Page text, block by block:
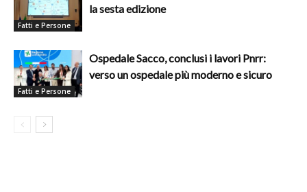
Fatti e Persone
la sesta edizione
Fatti e Persone
Ospedale Sacco, conclusi i lavori Pnrr:
verso un ospedale più moderno e sicuro